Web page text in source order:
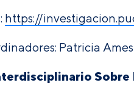
https://
Patricia
Sobre